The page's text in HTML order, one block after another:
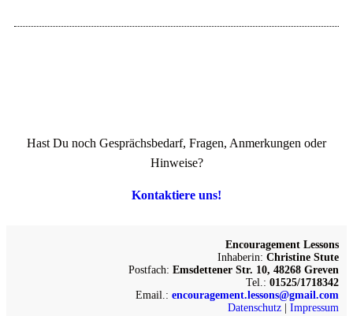
Hast Du noch Gesprächsbedarf, Fragen, Anmerkungen oder
Hinweise?
Kontaktiere uns!
Encouragement Lessons
Inhaberin: Christine Stute
Postfach: Emsdettener Str. 10, 48268 Greven
Tel.: 01525/1718342
Email.: encouragement.lessons@gmail.com
Datenschutz
Impressum